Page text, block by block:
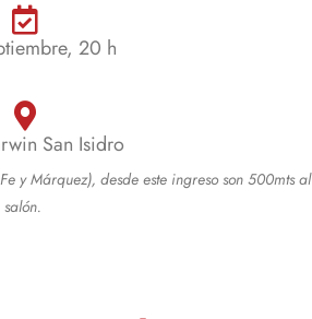
20 h
San Isidro
y Márquez), desde este ingreso son 500mts al
salón.